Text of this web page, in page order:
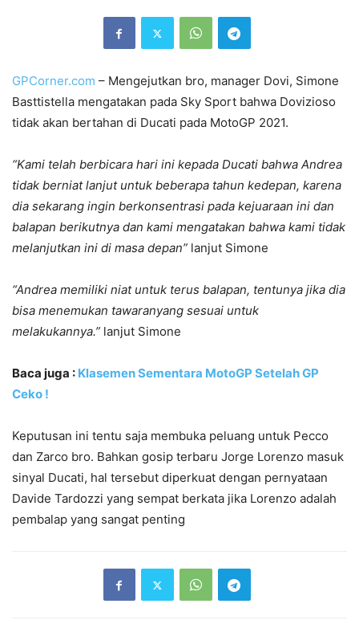
GPCorner.com – Mengejutkan bro, manager Dovi, Simone
Basttistella mengatakan pada Sky Sport bahwa Dovizioso
tidak akan bertahan di Ducati pada MotoGP 2021.
“Kami telah berbicara hari ini kepada Ducati bahwa Andrea
tidak berniat lanjut untuk beberapa tahun kedepan, karena
dia sekarang ingin berkonsentrasi pada kejuaraan ini dan
balapan berikutnya dan kami mengatakan bahwa kami tidak
melanjutkan ini di masa depan” lanjut Simone
“Andrea memiliki niat untuk terus balapan, tentunya jika dia
bisa menemukan tawaranyang sesuai untuk
melakukannya.” lanjut Simone
Baca juga : Klasemen Sementara MotoGP Setelah GP
Ceko !
Keputusan ini tentu saja membuka peluang untuk Pecco
dan Zarco bro. Bahkan gosip terbaru Jorge Lorenzo masuk
sinyal Ducati, hal tersebut diperkuat dengan pernyataan
Davide Tardozzi yang sempat berkata jika Lorenzo adalah
pembalap yang sangat penting